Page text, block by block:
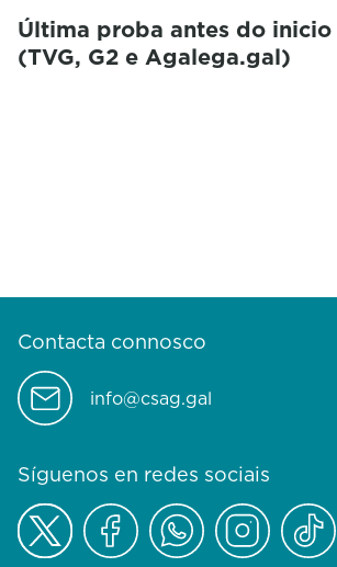
Última proba antes do
(TVG, G2 e Agalega.gal)
Contacta connosco
info@csag.gal
Síguenos en redes sociais